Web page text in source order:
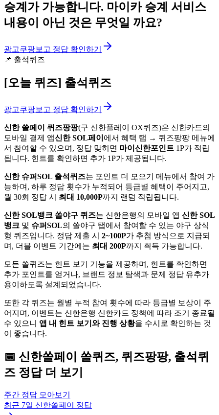
승계가 가능합니다. 마이카 승계 서비스
내용이 아닌 것은 무엇일 까요?
광고쿠팡보고 정답 확인하기
📌 출석퀴즈
[오늘 퀴즈] 출석퀴즈
광고쿠팡보고 정답 확인하기
신한 쏠페이 퀴즈팡팡(구 신한플레이 OX퀴즈)은 신한카드의
모바일 결제 앱신한 SOL페이 에서 혜택 탭 → 퀴즈팡팡 메뉴에
서 참여할 수 있으며, 정답 맞히면 마이신한포인트 1P가 적립
됩니다. 힌트를 확인하면 추가 1P가 제공됩니다.
신한 슈퍼SOL 출석퀴즈는 포인트 더 모으기 메뉴에서 참여 가
능하며, 하루 정답 횟수가 누적되어 등급별 혜택이 주어지고,
월 30회 정답 시 최대 10,000P까지 랜덤 적립됩니다.
신한 SOL뱅크 쏠야구 퀴즈는 신한은행의 모바일 앱 신한 SOL
뱅크 및 슈퍼SOL의 쏠야구 탭에서 참여할 수 있는 야구 상식
형 퀴즈입니다. 정답 제출 시 2~100P가 추첨 방식으로 지급되
며, 더블 이벤트 기간에는 최대 200P까지 획득 가능합니다.
모든 쏠퀴즈는 힌트 보기 기능을 제공하며, 힌트를 확인하면
추가 포인트를 얻거나, 브랜드 정보 탐색과 문제 정답 유추가
용이하도록 설계되었습니다.
또한 각 퀴즈는 월별 누적 참여 횟수에 따라 등급별 보상이 주
어지며, 이벤트는 신한은행 신한카드 정책에 따라 조기 종료될
수 있으니 앱 내 힌트 보기와 진행 상황을 수시로 확인하는 것
이 좋습니다.
📅 신한쏠페이
쏠퀴즈, 퀴즈팡팡, 출석퀴
즈 정답 더 보기
주간 정답 모아보기
최근 7일 신한쏠페이 정답